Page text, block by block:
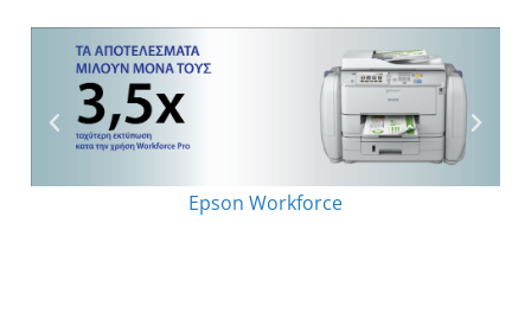
Epson Workforce